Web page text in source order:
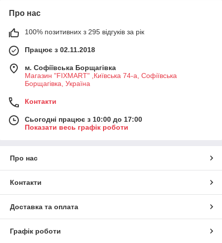
Про нас
100% позитивних з 295 відгуків за рік
Працює з 02.11.2018
м. Софіївська Борщагівка
Магазин "FIXMART" ,Київська 74-a, Софіївська
Борщагівка, Україна
Контакти
Сьогодні працює з 10:00 до 17:00
Показати весь графік роботи
Про нас
Контакти
Доставка та оплата
Графік роботи